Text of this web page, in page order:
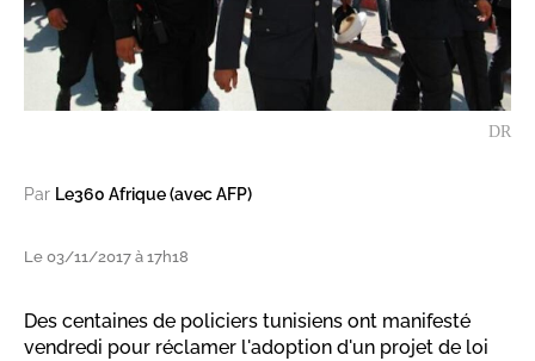
DR
Par Le360 Afrique (avec AFP)
Le 03/11/2017 à 17h18
Des centaines de policiers tunisiens ont manifesté
vendredi pour réclamer l'adoption d'un projet de loi